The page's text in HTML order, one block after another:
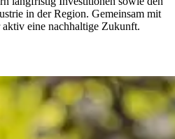
in der Region. Gemeinsam mit
aktiv eine nachhaltige Zukunft.